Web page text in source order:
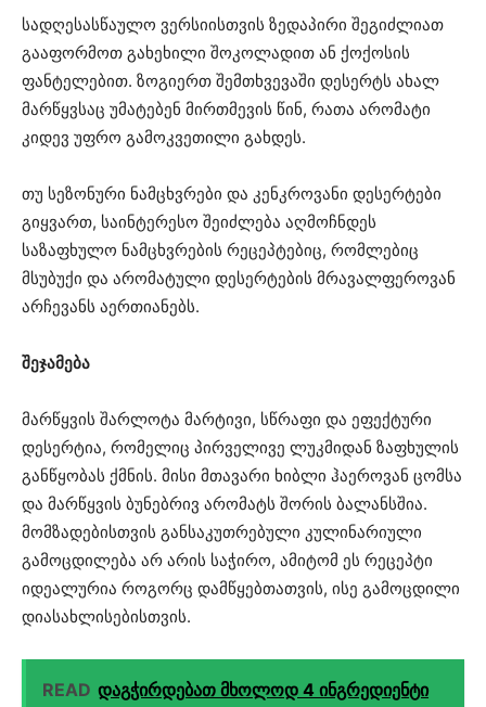
სადღესასწაულო ვერსიისთვის ზედაპირი შეგიძლიათ
გააფორმოთ გახეხილი შოკოლადით ან ქოქოსის
ფანტელებით. ზოგიერთ შემთხვევაში დესერტს ახალ
მარწყვსაც უმატებენ მირთმევის წინ, რათა არომატი
კიდევ უფრო გამოკვეთილი გახდეს.
თუ სეზონური ნამცხვრები და კენკროვანი დესერტები
გიყვართ, საინტერესო შეიძლება აღმოჩნდეს
საზაფხულო ნამცხვრების რეცეპტებიც, რომლებიც
მსუბუქი და არომატული დესერტების მრავალფეროვან
არჩევანს აერთიანებს.
შეჯამება
მარწყვის შარლოტა მარტივი, სწრაფი და ეფექტური
დესერტია, რომელიც პირველივე ლუკმიდან ზაფხულის
განწყობას ქმნის. მისი მთავარი ხიბლი ჰაეროვან ცომსა
და მარწყვის ბუნებრივ არომატს შორის ბალანსშია.
მომზადებისთვის განსაკუთრებული კულინარიული
გამოცდილება არ არის საჭირო, ამიტომ ეს რეცეპტი
იდეალურია როგორც დამწყებთათვის, ისე გამოცდილი
დიასახლისებისთვის.
READ დაგჭირდებათ მხოლოდ 4 ინგრედიენტი